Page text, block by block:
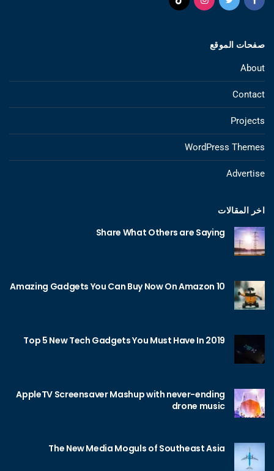
صفحات الموقع
About
Contact
Projects
WordPress Themes
Advertise
اخر المقالات
Share What Others are Saying
10 Amazing Gadgets You Can Buy Now On Amazon
Top 5 New Tech Gadgets You Must Have In 2019
AppleTV Screensaver Mashup with never-ending
drone music
The New Media Moguls of Southeast Asia